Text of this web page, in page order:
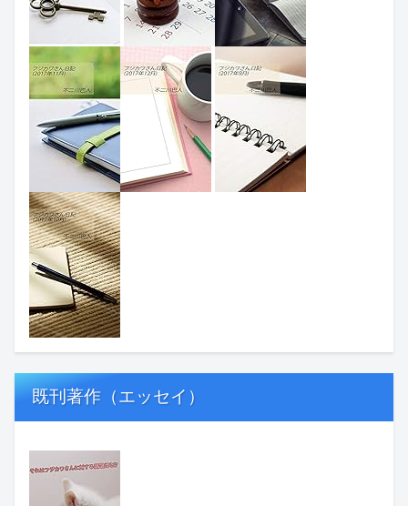
既刊著作（エッセイ）